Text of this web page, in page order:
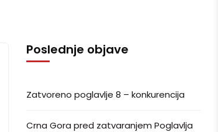
Poslednje objave
Zatvoreno poglavlje 8 – konkurencija
Crna Gora pred zatvaranjem Poglavlja